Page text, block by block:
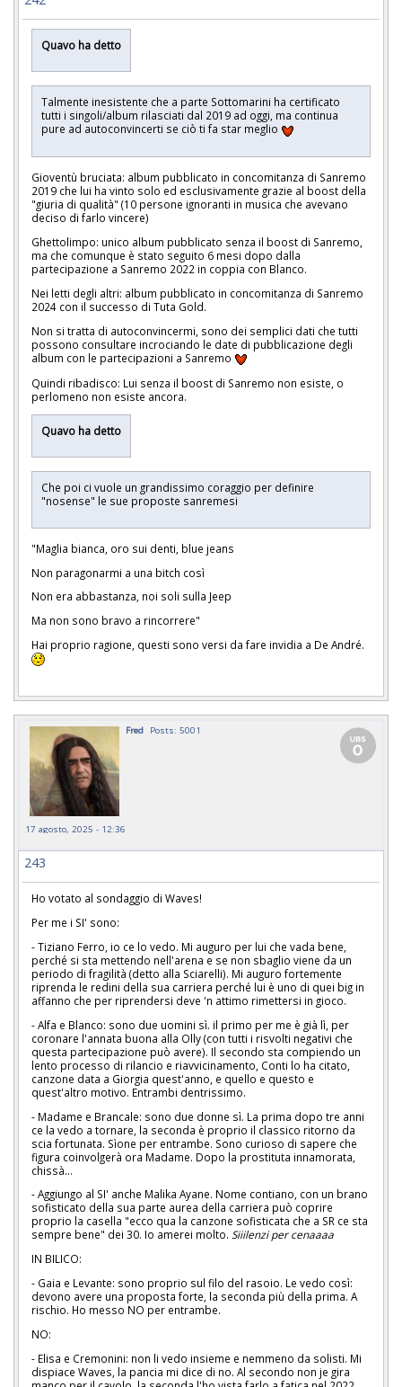
Quavo ha detto
Talmente inesistente che a parte Sottomarini ha certificato
tutti i singoli/album rilasciati dal 2019 ad oggi, ma continua
pure ad autoconvincerti se ciò ti fa star meglio
Gioventù bruciata: album pubblicato in concomitanza di Sanremo
2019 che lui ha vinto solo ed esclusivamente grazie al boost della
"giuria di qualità" (10 persone ignoranti in musica che avevano
deciso di farlo vincere)
Ghettolimpo: unico album pubblicato senza il boost di Sanremo,
ma che comunque è stato seguito 6 mesi dopo dalla
partecipazione a Sanremo 2022 in coppia con Blanco.
Nei letti degli altri: album pubblicato in concomitanza di Sanremo
2024 con il successo di Tuta Gold.
Non si tratta di autoconvincermi, sono dei semplici dati che tutti
possono consultare incrociando le date di pubblicazione degli
album con le partecipazioni a Sanremo
Quindi ribadisco: Lui senza il boost di Sanremo non esiste, o
perlomeno non esiste ancora.
Quavo ha detto
Che poi ci vuole un grandissimo coraggio per definire
"nosense" le sue proposte sanremesi
"Maglia bianca, oro sui denti, blue jeans
Non paragonarmi a una bitch così
Non era abbastanza, noi soli sulla Jeep
Ma non sono bravo a rincorrere"
Hai proprio ragione, questi sono versi da fare invidia a De André.
Fred Posts: 5001
17 agosto, 2025 - 12:36
243
Ho votato al sondaggio di Waves!
Per me i SI' sono:
- Tiziano Ferro, io ce lo vedo. Mi auguro per lui che vada bene,
perché si sta mettendo nell'arena e se non sbaglio viene da un
periodo di fragilità (detto alla Sciarelli). Mi auguro fortemente
riprenda le redini della sua carriera perché lui è uno di quei big in
affanno che per riprendersi deve 'n attimo rimettersi in gioco.
- Alfa e Blanco: sono due uomini sì. il primo per me è già lì, per
coronare l'annata buona alla Olly (con tutti i risvolti negativi che
questa partecipazione può avere). Il secondo sta compiendo un
lento processo di rilancio e riavvicinamento, Conti lo ha citato,
canzone data a Giorgia quest'anno, e quello e questo e
quest'altro motivo. Entrambi dentrissimo.
- Madame e Brancale: sono due donne sì. La prima dopo tre anni
ce la vedo a tornare, la seconda è proprio il classico ritorno da
scia fortunata. Sìone per entrambe. Sono curioso di sapere che
figura coinvolgerà ora Madame. Dopo la prostituta innamorata,
chissà...
- Aggiungo al SI' anche Malika Ayane. Nome contiano, con un brano
sofisticato della sua parte aurea della carriera può coprire
proprio la casella "ecco qua la canzone sofisticata che a SR ce sta
sempre bene" dei 30. Io amerei molto. Siiilenzi per cenaaaa
IN BILICO:
- Gaia e Levante: sono proprio sul filo del rasoio. Le vedo così:
devono avere una proposta forte, la seconda più della prima. A
rischio. Ho messo NO per entrambe.
NO:
- Elisa e Cremonini: non li vedo insieme e nemmeno da solisti. Mi
dispiace Waves, la pancia mi dice di no. Al secondo non je gira